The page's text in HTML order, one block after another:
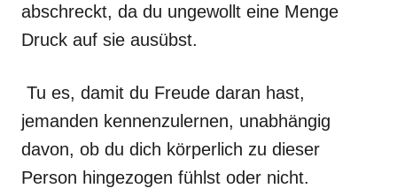
abschreckt, da du ungewollt eine Menge
Druck auf sie ausübst.
Tu es, damit du Freude daran hast,
jemanden kennenzulernen, unabhängig
davon, ob du dich körperlich zu dieser
Person hingezogen fühlst oder nicht.